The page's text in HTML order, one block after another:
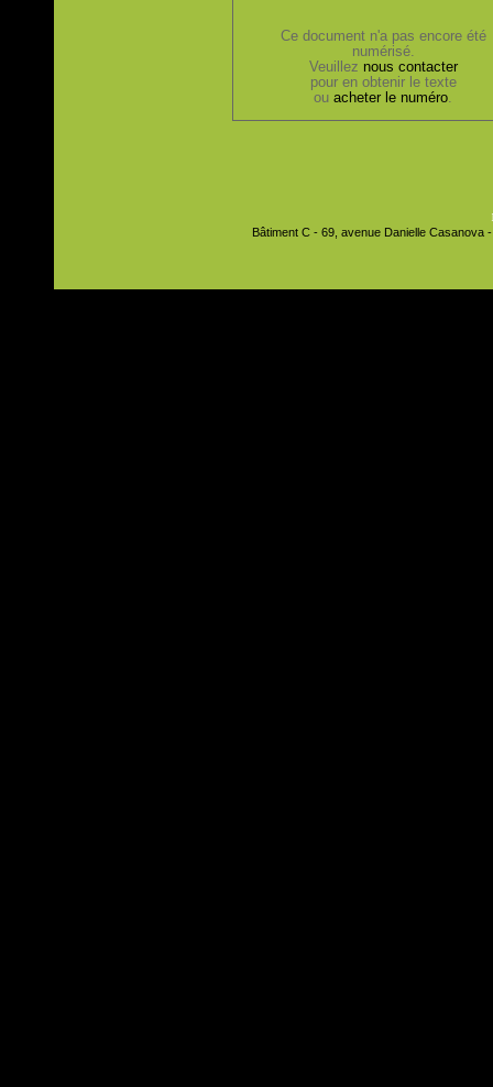
Ce document n'a pas encore été
numérisé.
Veuillez nous contacter
pour en obtenir le texte
ouacheter le numéro.
Bâtiment C - 69, avenue Danielle